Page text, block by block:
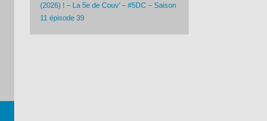
(2026) ! – La 5e de Couv’ – #5DC – Saison
11 épisode 39